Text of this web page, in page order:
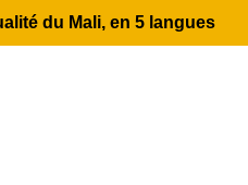
du Mali, en 5 langues